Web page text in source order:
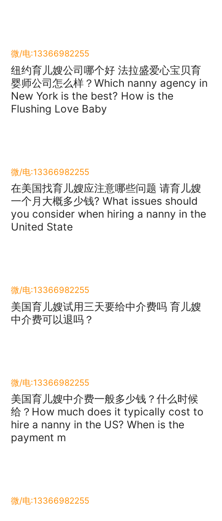
微/电:13366982255
纽约育儿嫂公司哪个好 法拉盛爱心宝贝育
婴师公司怎么样？Which nanny agency in
New York is the best? How is the
Flushing Love Baby
微/电:13366982255
在美国找育儿嫂应注意哪些问题 请育儿嫂
一个月大概多少钱? What issues should
you consider when hiring a nanny in the
United State
微/电:13366982255
美国育儿嫂试用三天要给中介费吗 育儿嫂
中介费可以退吗？
微/电:13366982255
美国育儿嫂中介费一般多少钱？什么时候
给？How much does it typically cost to
hire a nanny in the US? When is the
payment m
微/电:13366982255